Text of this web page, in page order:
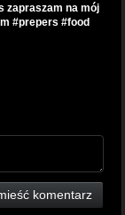
zapraszam na mój
#prepers #food
komentarz